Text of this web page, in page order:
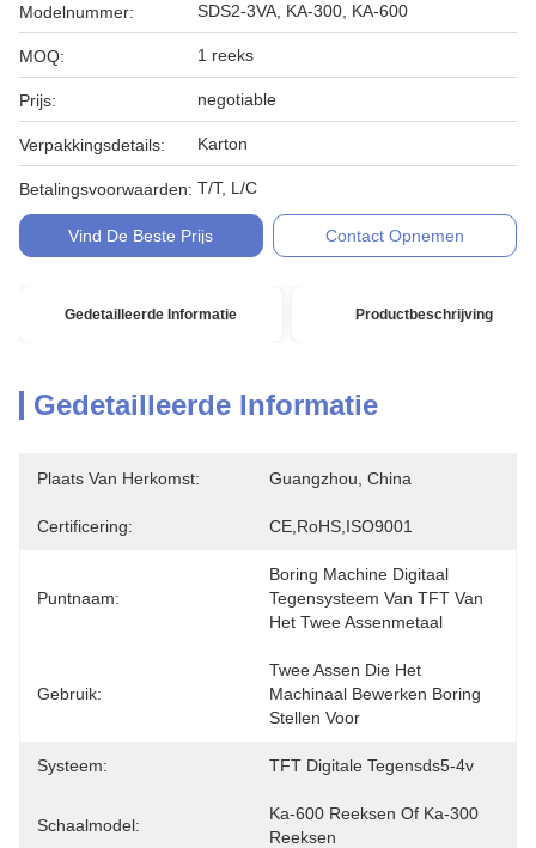
Modelnummer: SDS2-3VA, KA-300, KA-600
MOQ: 1 reeks
Prijs: negotiable
Verpakkingsdetails: Karton
Betalingsvoorwaarden: T/T, L/C
Vind De Beste Prijs Contact Opnemen
Gedetailleerde Informatie Productbeschrijving
Gedetailleerde Informatie
Plaats Van Herkomst: Guangzhou, China
Certificering: CE,RoHS,ISO9001
Puntnaam:
Boring Machine Digitaal
Tegensysteem Van TFT Van
Het Twee Assenmetaal
Gebruik:
Twee Assen Die Het
Machinaal Bewerken Boring
Stellen Voor
Systeem: TFT Digitale Tegensds5-4v
Schaalmodel:
Ka-600 Reeksen Of Ka-300
Reeksen